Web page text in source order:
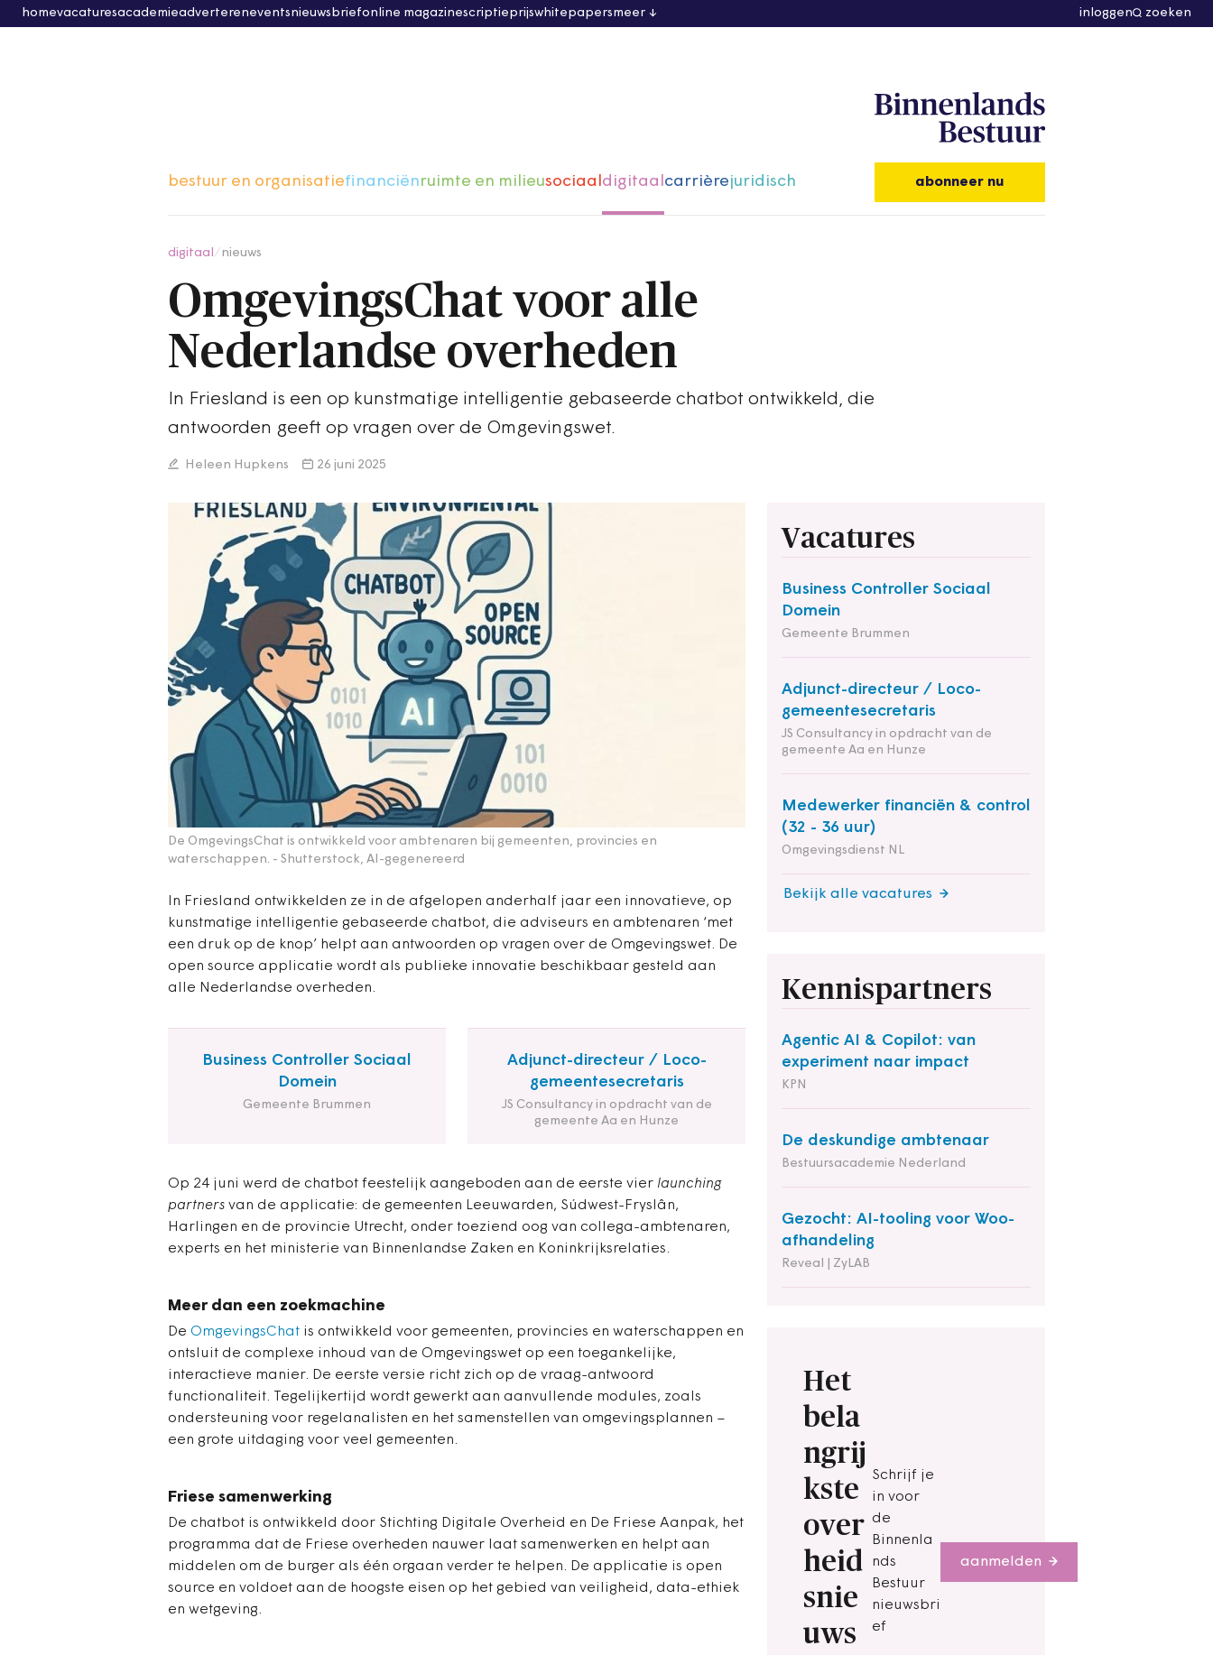
homevacaturesacademieadvertereneventsnieuwsbriefonline magazinescriptieprijswhitepapersmeer inloggen zoeken
bestuur en organisatiefinanciënruimte en milieusociaaldigitaalcarrièrejuridisch abonneer nu
digitaal nieuws
OmgevingsChat voor alle
Nederlandse overheden
In Friesland is een op kunstmatige intelligentie gebaseerde chatbot ontwikkeld, die
antwoorden geeft op vragen over de Omgevingswet.
Heleen Hupkens 26 juni 2025
De OmgevingsChat is ontwikkeld voor ambtenaren bij gemeenten, provincies en
waterschappen. - Shutterstock, AI-gegenereerd
In Friesland ontwikkelden ze in de afgelopen anderhalf jaar een innovatieve, op
kunstmatige intelligentie gebaseerde chatbot, die adviseurs en ambtenaren ‘met
een druk op de knop’ helpt aan antwoorden op vragen over de Omgevingswet. De
open source applicatie wordt als publieke innovatie beschikbaar gesteld aan
alle Nederlandse overheden.
Business Controller Sociaal
Domein
Gemeente Brummen
Adjunct-directeur / Loco-
gemeentesecretaris
JS Consultancy in opdracht van de
gemeente Aa en Hunze
Op 24 juni werd de chatbot feestelijk aangeboden aan de eerste vier launching
partners van de applicatie: de gemeenten Leeuwarden, Súdwest-Fryslân,
Harlingen en de provincie Utrecht, onder toeziend oog van collega-ambtenaren,
experts en het ministerie van Binnenlandse Zaken en Koninkrijksrelaties.
Vacatures
Business Controller Sociaal
Domein
Gemeente Brummen
Adjunct-directeur / Loco-
gemeentesecretaris
JS Consultancy in opdracht van de
gemeente Aa en Hunze
Medewerker financiën & control
(32 - 36 uur)
Omgevingsdienst NL
Bekijk alle vacatures
Kennispartners
Agentic AI & Copilot: van
experiment naar impact
KPN
De deskundige ambtenaar
Bestuursacademie Nederland
Gezocht: AI-tooling voor Woo-
afhandeling
Reveal | ZyLAB
Het
bela
ngrij
kste
over
heid
snie
uws
Schrijf je
in voor
de
Binnenla
nds
Bestuur
nieuwsbri
ef
aanmelden
Meer dan een zoekmachine
De OmgevingsChat is ontwikkeld voor gemeenten, provincies en waterschappen en
ontsluit de complexe inhoud van de Omgevingswet op een toegankelijke,
interactieve manier. De eerste versie richt zich op de vraag-antwoord
functionaliteit. Tegelijkertijd wordt gewerkt aan aanvullende modules, zoals
ondersteuning voor regelanalisten en het samenstellen van omgevingsplannen –
een grote uitdaging voor veel gemeenten.
Friese samenwerking
De chatbot is ontwikkeld door Stichting Digitale Overheid en De Friese Aanpak, het
programma dat de Friese overheden nauwer laat samenwerken en helpt aan
middelen om de burger als één orgaan verder te helpen. De applicatie is open
source en voldoet aan de hoogste eisen op het gebied van veiligheid, data-ethiek
en wetgeving.